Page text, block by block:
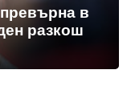
в
разкош